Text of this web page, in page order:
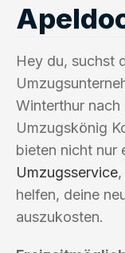
Hey du, suchst
Winterthur
Umzugskönig
bieten nicht nur
Umzugsservice
helfen, deine
auszukosten.